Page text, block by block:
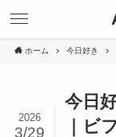
ホーム 今日好き
今日
｜ビ
2026
3/29